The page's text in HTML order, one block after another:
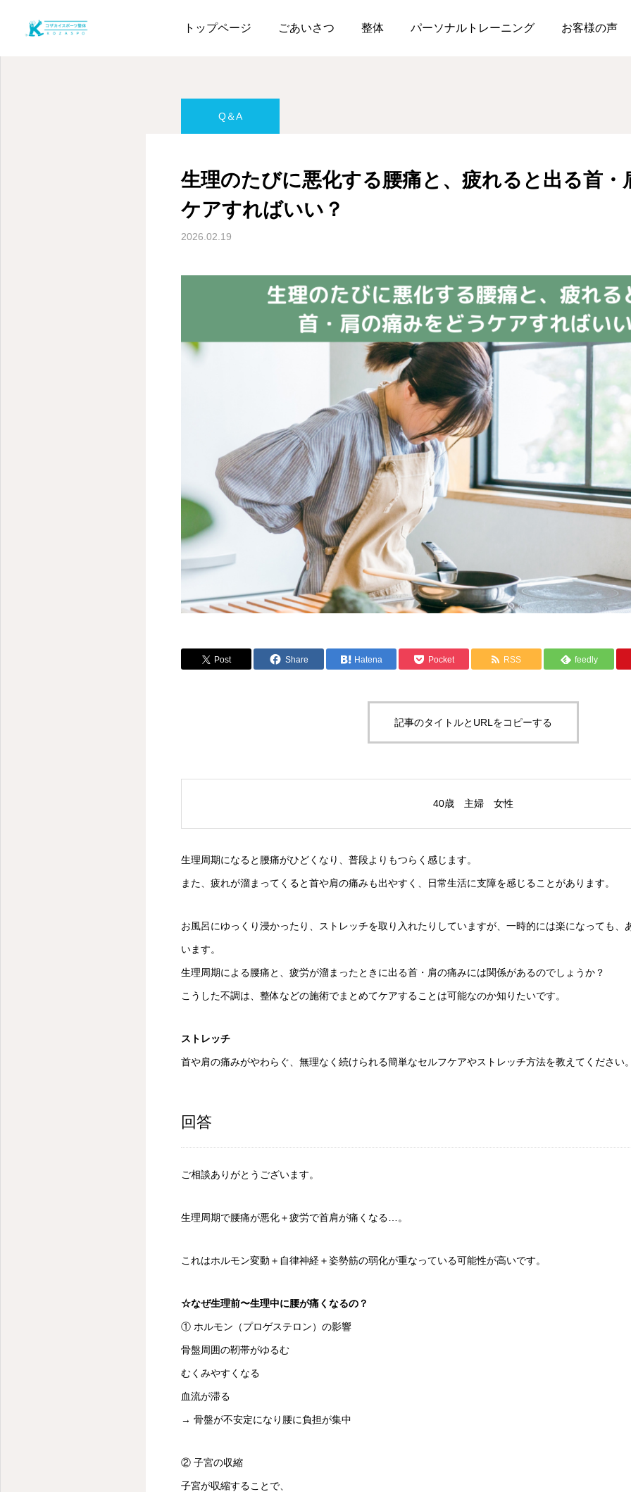
トップページ ごあいさつ 整体 パーソナルトレーニング お客様の声
ページ一覧 生理のたびに悪化する腰痛と、疲れると出る首・肩の痛みをどうケアすれ
Q＆A
生理のたびに悪化する腰痛と、疲れると出る首・
ケアすればいい？
2026.02.19
Post Share Hatena Pocket RSS feedly
記事のタイトルとURLをコピーする
40歳 主婦 女性
生理周期になると腰痛がひどくなり、普段よりもつらく感じます。
また、疲れが溜まってくると首や肩の痛みも出やすく、日常生活に支障を感じることがあります。
お風呂にゆっくり浸かったり、ストレッチを取り入れたりしていますが、一時的には楽になっても、
います。
生理周期による腰痛と、疲労が溜まったときに出る首・肩の痛みには関係があるのでしょうか？
こうした不調は、整体などの施術でまとめてケアすることは可能なのか知りたいです。
ストレッチ
首や肩の痛みがやわらぐ、無理なく続けられる簡単なセルフケアやストレッチ方法を教えてください
回答
ご相談ありがとうございます。
生理周期で腰痛が悪化＋疲労で首肩が痛くなる…。
これはホルモン変動＋自律神経＋姿勢筋の弱化が重なっている可能性が高いです。
☆なぜ生理前〜生理中に腰が痛くなるの？
① ホルモン（プロゲステロン）の影響
骨盤周囲の靭帯がゆるむ
むくみやすくなる
血流が滞る
→ 骨盤が不安定になり腰に負担が集中
② 子宮の収縮
子宮が収縮することで、